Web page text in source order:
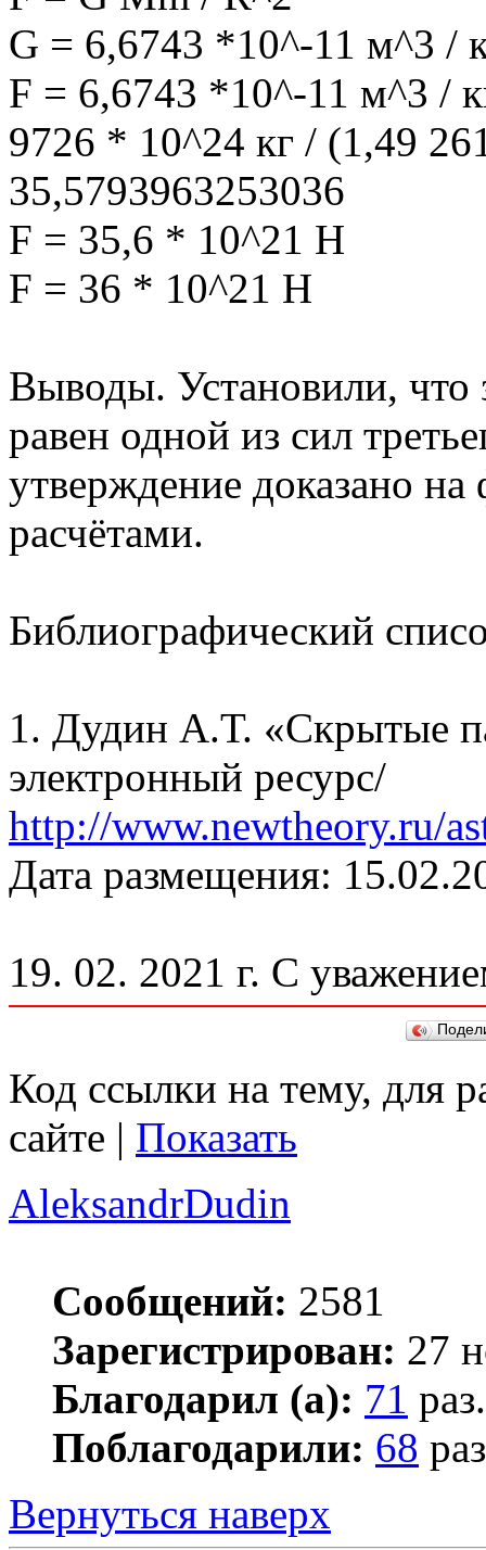
G = 6,6743 *10^-11 м^3 /
F = 6,6743 *10^-11 м^3 /
9726 * 10^24 кг / (1,49
35,5793963253036
F = 35,6 * 10^21 H
F = 36 * 10^21 H
Выводы. Установили, что
равен одной из сил
утверждение доказано
расчётами.
Библиографический
1. Дудин А.Т. «Скрытые
электронный ресурс/
http://www.newtheory.ru/
Дата размещения:
19. 02. 2021 г. С
Код ссылки на тему, для
сайте | Показать
AleksandrDudin
Сообщений: 2581
Зарегистрирован: 27
Благодарил (а): 71 раз.
Поблагодарили: 68
Вернуться наверх